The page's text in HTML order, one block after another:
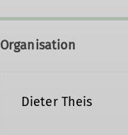
Organisation
Dieter Theis